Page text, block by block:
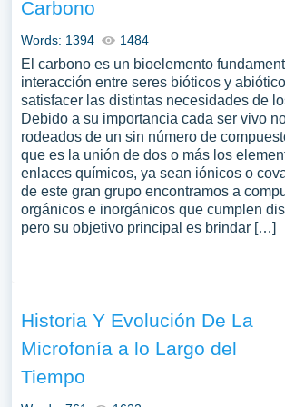
Carbono
Words: 1394 1484
El carbono es un bioelemento
interacción entre seres bióticos y
satisfacer las distintas necesidades de
Debido a su importancia cada ser vivo
rodeados de un sin número de
que es la unión de dos o más los
enlaces químicos, ya sean iónicos o
de este gran grupo encontramos a
orgánicos e inorgánicos que cumplen
pero su objetivo principal es brindar […]
Historia Y Evolución De La
Microfonía a lo Largo del
Tiempo